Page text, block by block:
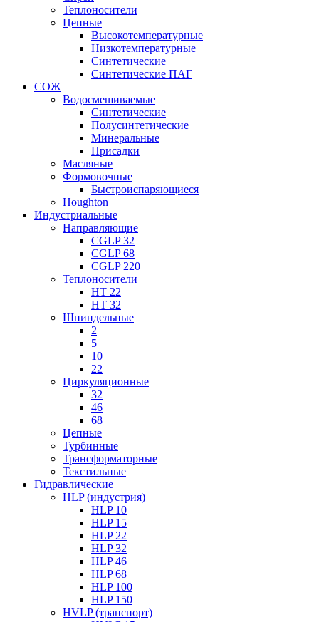
Теплоносители
Цепные
Высокотемпературные
Низкотемпературные
Синтетические
Синтетические ПАГ
СОЖ
Водосмешиваемые
Синтетические
Полусинтетические
Минеральные
Присадки
Масляные
Формовочные
Быстроиспаряющиеся
Houghton
Индустриальные
Направляющие
CGLP 32
CGLP 68
CGLP 220
Теплоносители
HT 22
HT 32
Шпиндельные
2
5
10
22
Циркуляционные
32
46
68
Цепные
Турбинные
Трансформаторные
Текстильные
Гидравлические
HLP (индустрия)
HLP 10
HLP 15
HLP 22
HLP 32
HLP 46
HLP 68
HLP 100
HLP 150
HVLP (транспорт)